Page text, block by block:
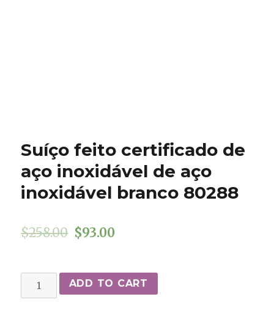
Suíço feito certificado de
aço inoxidável de aço
inoxidável branco 80288
$258.00 $93.00
Suíço
feito
ADD TO CART